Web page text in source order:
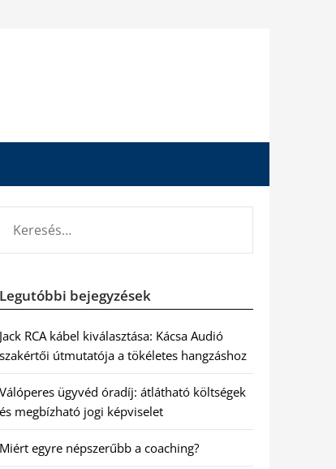
Legutóbbi bejegyzések
Jack RCA kábel kiválasztása: Kácsa Audió
szakértői útmutatója a tökéletes hangzáshoz
Válóperes ügyvéd óradíj: átlátható költségek
és megbízható jogi képviselet
Miért egyre népszerűbb a coaching?